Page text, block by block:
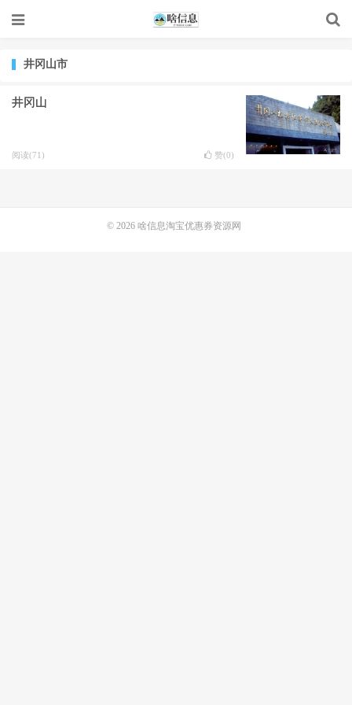
井冈山市
井冈山
阅读(71) 赞(0)
© 2026 啥信息淘宝优惠券资源网